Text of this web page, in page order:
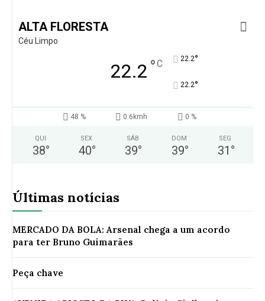
ALTA FLORESTA
Céu Limpo
22.2 °C 22.2°
22.2°
48 % 0.6kmh 0 %
QUI
38°
SEX
40°
SÁB
39°
DOM
39°
SEG
31 °
Últimas notícias
MERCADO DA BOLA: Arsenal chega a um acordo
para ter Bruno Guimarães
Peça chave